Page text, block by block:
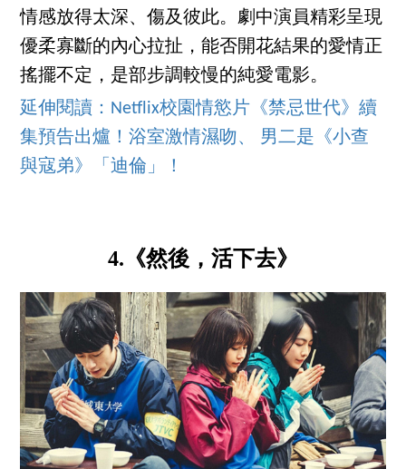
情感放得太深、傷及彼此。劇中演員精彩呈現
優柔寡斷的內心拉扯，能否開花結果的愛情正
搖擺不定，是部步調較慢的純愛電影。
延伸閱讀：Netflix校園情慾片《禁忌世代》續
集預告出爐！浴室激情濕吻、 男二是《小查
與寇弟》「迪倫」！
4.《然後，活下去》